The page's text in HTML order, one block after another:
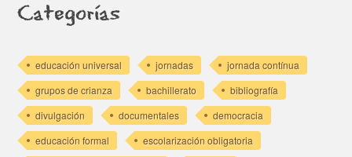
Categorías
educación universal jornadas
jornada contínua
grupos de crianza
bachillerato
bibliografía
divulgación
documentales
democracia
educación formal
escolarización obligatoria